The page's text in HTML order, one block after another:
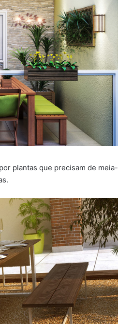
plantas que precisam de meia-